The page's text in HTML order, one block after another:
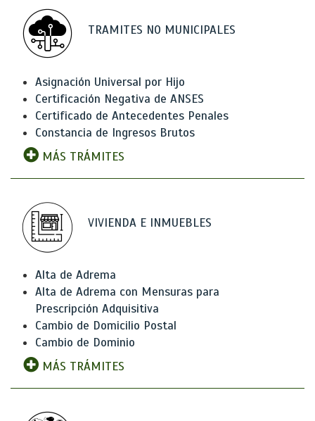
TRAMITES NO MUNICIPALES
Asignación Universal por Hijo
Certificación Negativa de ANSES
Certificado de Antecedentes Penales
Constancia de Ingresos Brutos
MÁS TRÁMITES
VIVIENDA E INMUEBLES
Alta de Adrema
Alta de Adrema con Mensuras para
Prescripción Adquisitiva
Cambio de Domicilio Postal
Cambio de Dominio
MÁS TRÁMITES